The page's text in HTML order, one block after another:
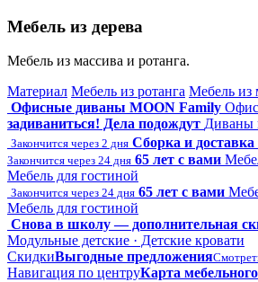
Мебель из дерева
Мебель из массива и ротанга.
Материал Мебель из ротанга Мебель из
Офисные диваны MOON Family
задиваниться! Дела подождут Диваны
Закончится через 2 дня Сборка и доставка
Закончится через 24 дня 65 лет с вами
Мебель для гостиной
Закончится через 24 дня 65 лет с вами
Мебель для гостиной
Снова в школу — дополнительная
Модульные детские · Детские кровати
СкидкиВыгодные предложения
Навигация по центруКарта